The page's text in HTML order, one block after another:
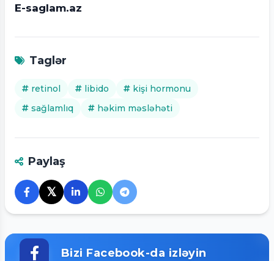
E-saglam.az
Taglər
retinol libido
kişi hormonu
sağlamlıq
həkim məsləhəti
Paylaş
𝕏
Bizi Facebook-da izləyin